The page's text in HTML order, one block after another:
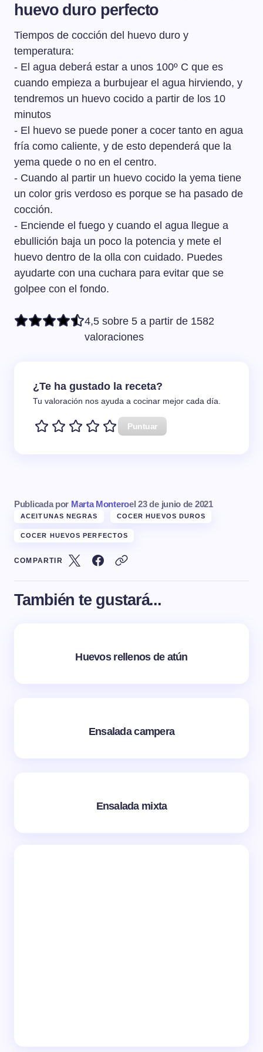
huevo duro perfecto
Tiempos de cocción del huevo duro y
temperatura:
- El agua deberá estar a unos 100º C que es
cuando empieza a burbujear el agua hirviendo, y
tendremos un huevo cocido a partir de los 10
minutos
- El huevo se puede poner a cocer tanto en agua
fría como caliente, y de esto dependerá que la
yema quede o no en el centro.
- Cuando al partir un huevo cocido la yema tiene
un color gris verdoso es porque se ha pasado de
cocción.
- Enciende el fuego y cuando el agua llegue a
ebullición baja un poco la potencia y mete el
huevo dentro de la olla con cuidado. Puedes
ayudarte con una cuchara para evitar que se
golpee con el fondo.
4,5 sobre 5 a partir de 1582
valoraciones
¿Te ha gustado la receta?
Tu valoración nos ayuda a cocinar mejor cada día.
Puntuar
Publicada por Marta Monteroel 23 de junio de 2021
ACEITUNAS NEGRAS COCER HUEVOS DUROS
COCER HUEVOS PERFECTOS
COMPARTIR
También te gustará...
Huevos rellenos de atún
Ensalada campera
Ensalada mixta